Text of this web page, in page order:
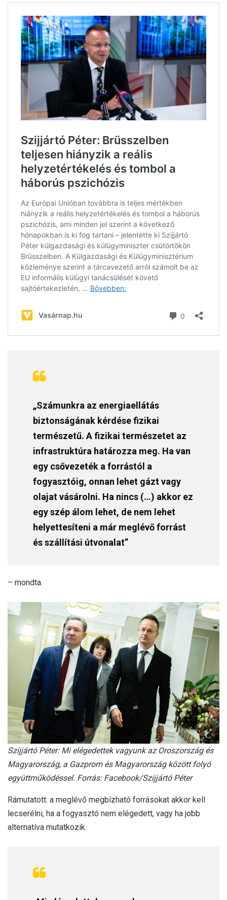
„Számunkra az energiaellátás
biztonságának kérdése fizikai
természetű. A fizikai természetet az
infrastruktúra határozza meg. Ha van
egy csővezeték a forrástól a
fogyasztóig, onnan lehet gázt vagy
olajat vásárolni. Ha nincs (…) akkor ez
egy szép álom lehet, de nem lehet
helyettesíteni a már meglévő forrást
és szállítási útvonalat”
– mondta.
Szijjártó Péter: Mi elégedettek vagyunk az Oroszország és
Magyarország, a Gazprom és Magyarország között folyó
együttműködéssel. Forrás: Facebook/Szijjártó Péter
Rámutatott: a meglévő megbízható forrásokat akkor kell
lecserélni, ha a fogyasztó nem elégedett, vagy ha jobb
alternatíva mutatkozik.